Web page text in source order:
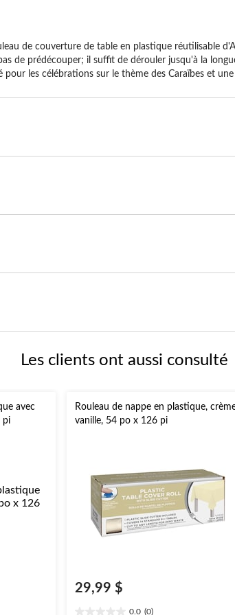
de couverture de table en plastique réutilisable
de prédécouper; il suffit de dérouler jusqu'à la
les célébrations sur le thème des Caraïbes et
Les clients ont aussi consulté
avec
pi
Rouleau de nappe en plastique,
vanille, 54 po x 126 pi
29,99 $
0.0 (0)